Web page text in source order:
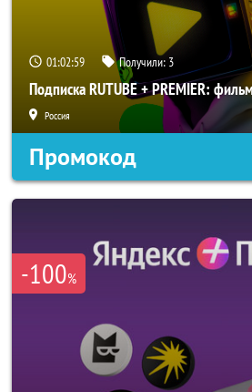
01:02:58 Получили: 3
Подписка RUTUBE + PREMIER:
Россия
Промокод
-100%